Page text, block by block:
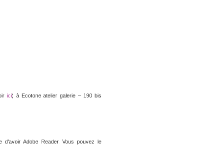
ici) à Ecotone atelier galerie – 190 bis
d’avoir Adobe Reader. Vous pouvez le